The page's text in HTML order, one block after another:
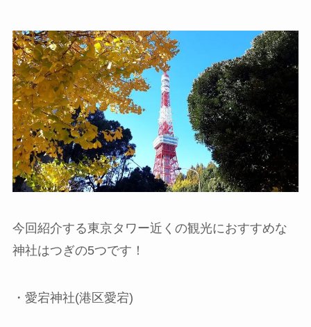
今回紹介する東京タワー近くの観光におすすめな
神社はつぎの5つです！
・愛宕神社(港区愛宕)